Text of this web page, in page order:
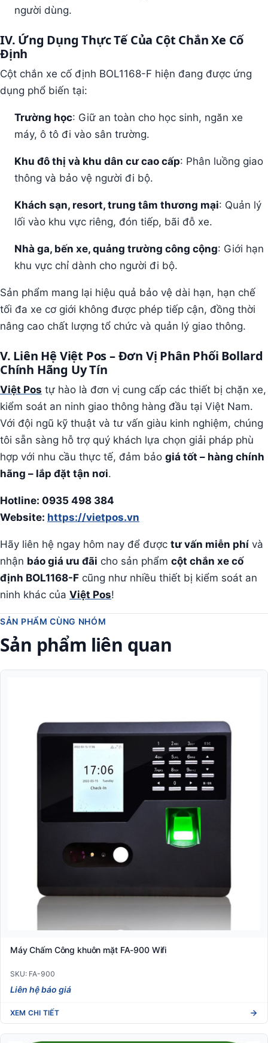
người dùng.
IV. Ứng Dụng Thực Tế Của Cột Chắn Xe Cố
Định
Cột chắn xe cố định BOL1168-F hiện đang được ứng
dụng phổ biến tại:
Trường học: Giữ an toàn cho học sinh, ngăn xe
máy, ô tô đi vào sân trường.
Khu đô thị và khu dân cư cao cấp: Phân luồng giao
thông và bảo vệ người đi bộ.
Khách sạn, resort, trung tâm thương mại: Quản lý
lối vào khu vực riêng, đón tiếp, bãi đỗ xe.
Nhà ga, bến xe, quảng trường công cộng: Giới hạn
khu vực chỉ dành cho người đi bộ.
Sản phẩm mang lại hiệu quả bảo vệ dài hạn, hạn chế
tối đa xe cơ giới không được phép tiếp cận, đồng thời
nâng cao chất lượng tổ chức và quản lý giao thông.
V. Liên Hệ Việt Pos – Đơn Vị Phân Phối Bollard
Chính Hãng Uy Tín
Việt Pos tự hào là đơn vị cung cấp các thiết bị chặn xe,
kiểm soát an ninh giao thông hàng đầu tại Việt Nam.
Với đội ngũ kỹ thuật và tư vấn giàu kinh nghiệm, chúng
tôi sẵn sàng hỗ trợ quý khách lựa chọn giải pháp phù
hợp với nhu cầu thực tế, đảm bảo giá tốt – hàng chính
hãng – lắp đặt tận nơi.
Hotline: 0935 498 384
Website: https://vietpos.vn
Hãy liên hệ ngay hôm nay để được tư vấn miễn phí và
nhận báo giá ưu đãi cho sản phẩm cột chắn xe cố
định BOL1168-F cũng như nhiều thiết bị kiểm soát an
ninh khác của Việt Pos!
SẢN PHẨM CÙNG NHÓM
Sản phẩm liên quan
Máy Chấm Công khuôn mặt FA-900 Wifi
SKU: FA-900
Liên hệ báo giá
XEM CHI TIẾT